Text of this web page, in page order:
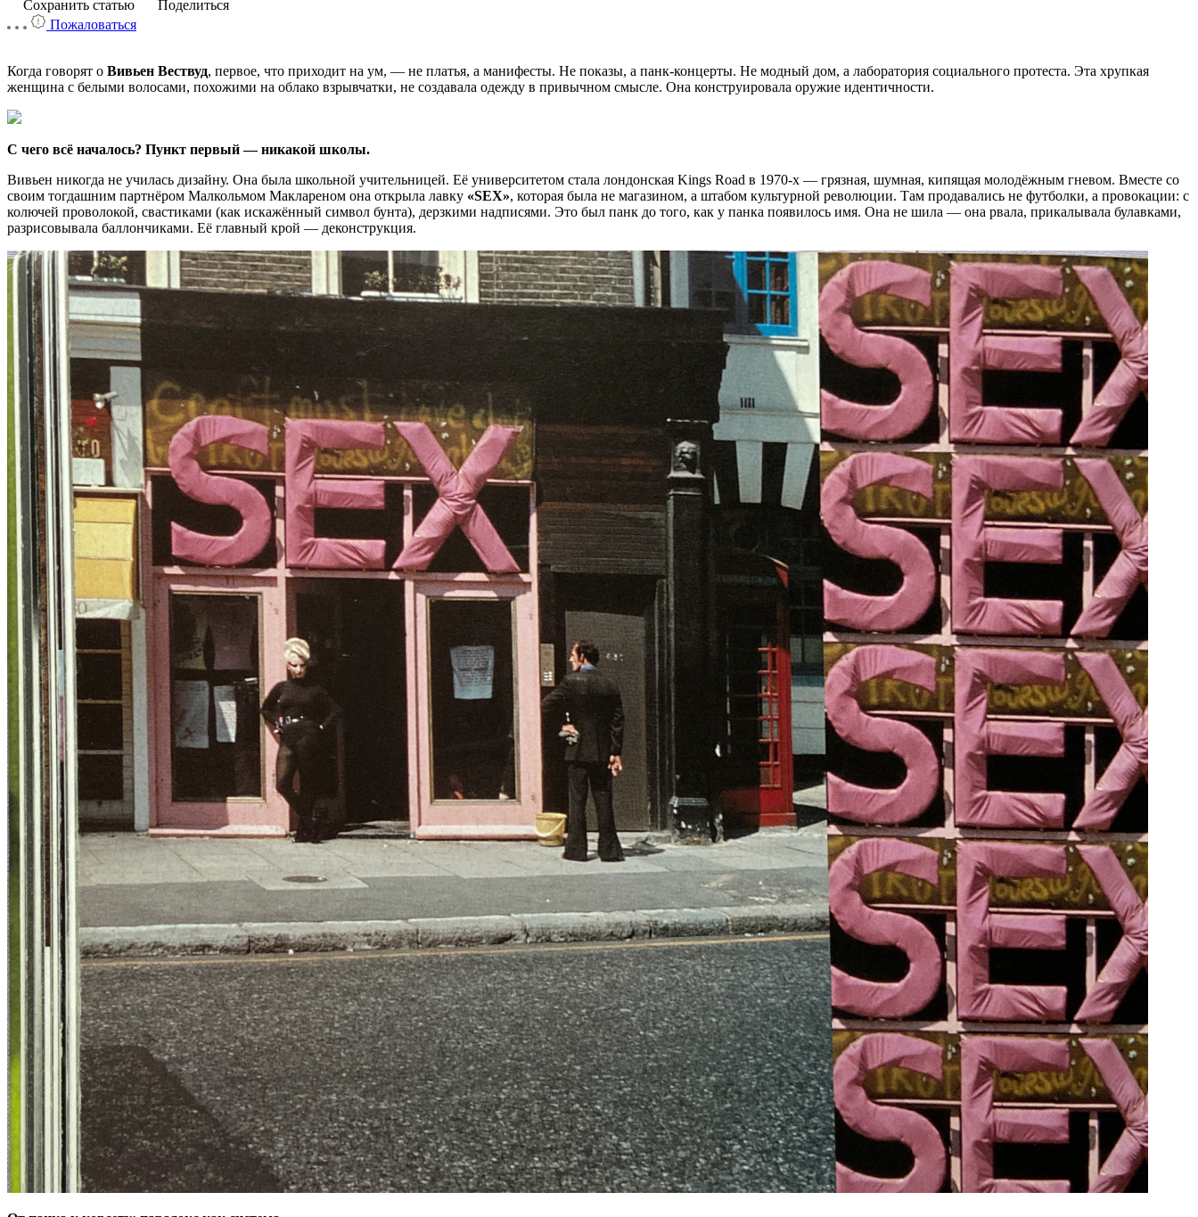
Сохранить статью
Поделиться
Пожаловаться
Когда говорят о Вивьен Вествуд, первое, что приходит на ум, — не платья, а манифесты. Не показы, а панк-концерты. Не модный дом, а лаборатория социального протеста. Эта хрупкая
женщина с белыми волосами, похожими на облако взрывчатки, не создавала одежду в привычном смысле. Она конструировала оружие идентичности.
С чего всё началось? Пункт первый — никакой школы.
Вивьен никогда не училась дизайну. Она была школьной учительницей. Её университетом стала лондонская Kings Road в 1970-х — грязная, шумная, кипящая молодёжным гневом. Вместе со
своим тогдашним партнёром Малкольмом Маклареном она открыла лавку «SEX», которая была не магазином, а штабом культурной революции. Там продавались не футболки, а провокации: с
колючей проволокой, свастиками (как искажённый символ бунта), дерзкими надписями. Это был панк до того, как у панка появилось имя. Она не шила — она рвала, прикалывала булавками,
разрисовывала баллончиками. Её главный крой — деконструкция.